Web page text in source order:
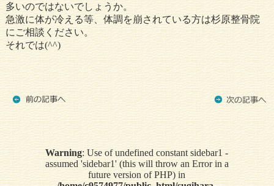
多いのではないでしょうか。
急激に体が冷える等、体調を崩されている方は杉原整骨院
にご相談ください。
それでは(^^)
Warning: Use of undefined constant sidebar1 -
assumed 'sidebar1' (this will throw an Error in a
future version of PHP) in